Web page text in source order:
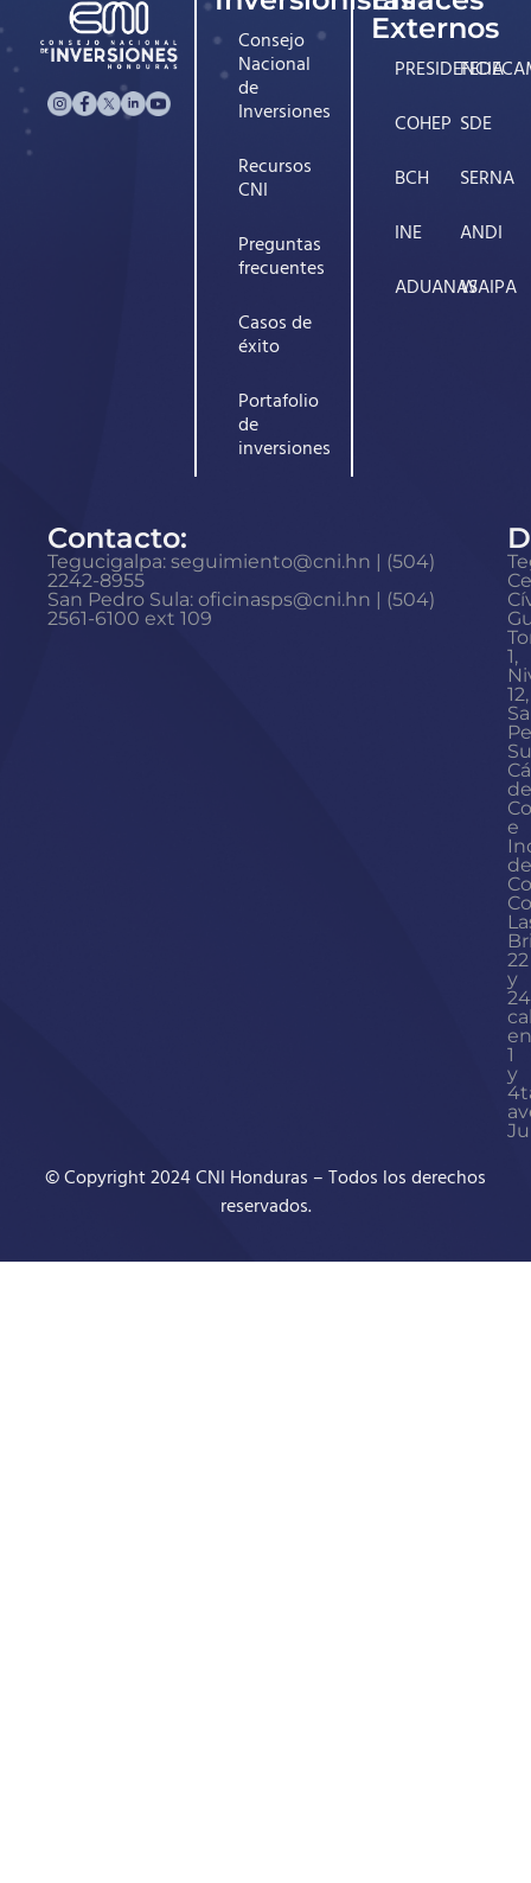
Consejo
Nacional
de
Inversiones
Recursos
CNI
Preguntas
frecuentes
Casos de
éxito
Portafolio
de
inversiones
Externos
PRESIDENCIA
COHEP
BCH
INE
ADUANAS
SDE
SERNA
ANDI
WAIPA
Contacto:
Tegucigalpa: seguimiento@cni.hn | (504)
2242-8955
San Pedro Sula: oficinasps@cni.hn | (504)
2561-6100 ext 109
1,
12,
de
e
de
22
y
24
1
y
© Copyright 2024 CNI Honduras – Todos los derechos
reservados.